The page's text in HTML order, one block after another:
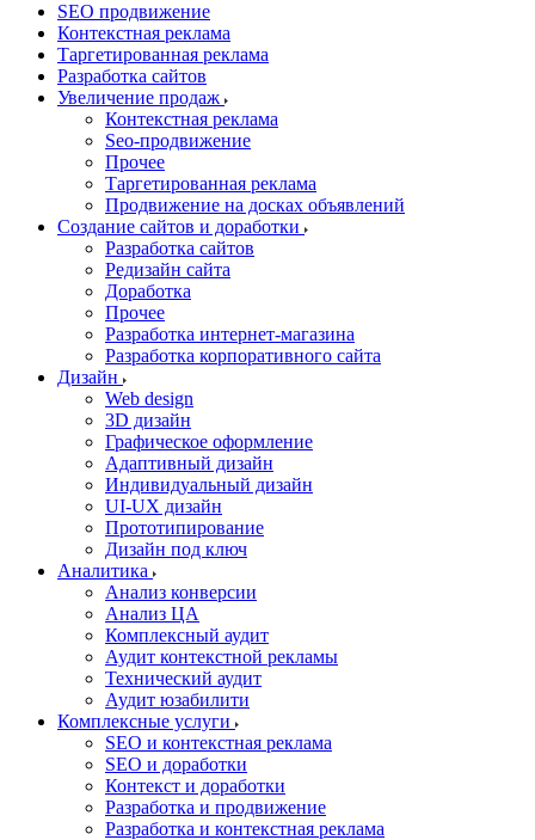
SEO продвижение
Контекстная реклама
Таргетированная реклама
Разработка сайтов
Увеличение продаж
Контекстная реклама
Seo-продвижение
Прочее
Таргетированная реклама
Продвижение на досках объявлений
Создание сайтов и доработки
Разработка сайтов
Редизайн сайта
Доработка
Прочее
Разработка интернет-магазина
Разработка корпоративного сайта
Дизайн
Web design
3D дизайн
Графическое оформление
Адаптивный дизайн
Индивидуальный дизайн
UI‑UX дизайн
Прототипирование
Дизайн под ключ
Аналитика
Анализ конверсии
Анализ ЦА
Комплексный аудит
Аудит контекстной рекламы
Технический аудит
Аудит юзабилити
Комплексные услуги
SEO и контекстная реклама
SEO и доработки
Контекст и доработки
Разработка и продвижение
Разработка и контекстная реклама